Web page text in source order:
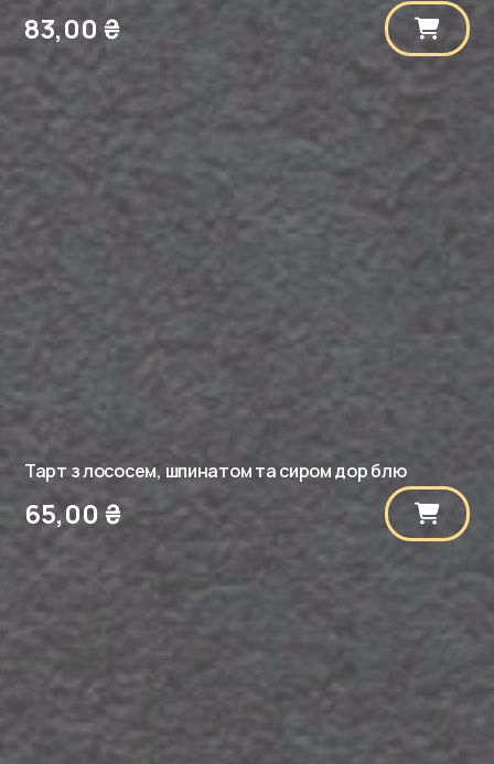
83,00 ₴
Тарт з лососем, шпинатом та сиром дор блю
65,00₴